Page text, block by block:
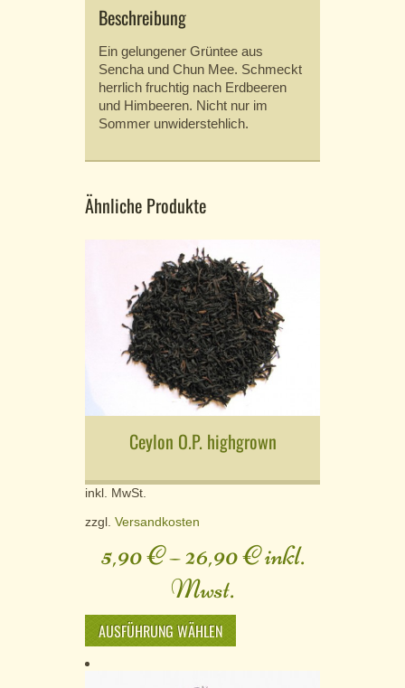
Beschreibung
Ein gelungener Grüntee aus
Sencha und Chun Mee. Schmeckt
herrlich fruchtig nach Erdbeeren
und Himbeeren. Nicht nur im
Sommer unwiderstehlich.
Ähnliche Produkte
Ceylon O.P. highgrown
inkl. MwSt.
zzgl. Versandkosten
5,90€–26,90€inkl.
Mwst.
AUSFÜHRUNG WÄHLEN